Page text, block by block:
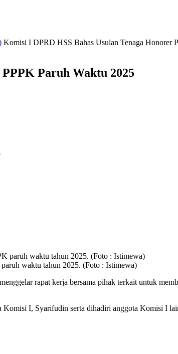
Komisi I DPRD HSS Bahas Usulan Tenaga Honorer
Paruh Waktu 2025
waktu tahun 2025. (Foto : Istimewa)
rapat kerja bersama pihak terkait untuk
I, Syarifudin serta dihadiri anggota Komisi I